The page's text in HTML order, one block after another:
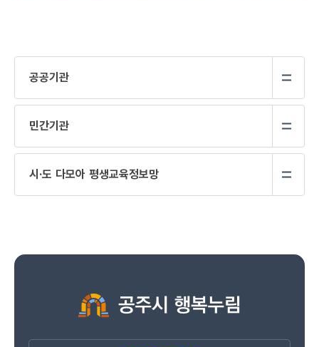
공공기관
민간기관
시·도 다모아 평생교육정보망